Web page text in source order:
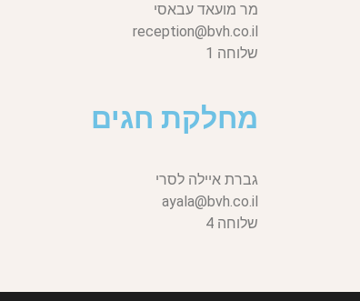
מר מועאד עבאסי
reception@bvh.co.il
שלוחה 1
מחלקת חגים
גברת איילה לסרי
ayala@bvh.co.il
שלוחה 4